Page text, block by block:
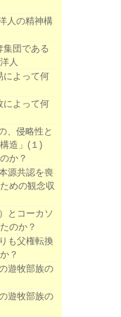
人の精神構
団である
人
よって何
よって何
、侵略性と
造」(１)
か？
源共認を喪
めの観念収
とコーカソ
のか？
も父権転換
？
遊牧部族の
遊牧部族の